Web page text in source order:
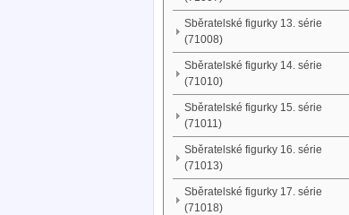
Sběratelské figurky 13. série
(71008)
Sběratelské figurky 14. série
(71010)
Sběratelské figurky 15. série
(71011)
Sběratelské figurky 16. série
(71013)
Sběratelské figurky 17. série
(71018)